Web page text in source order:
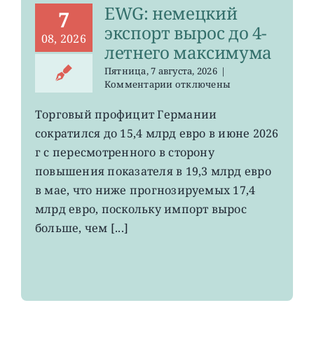
7
08, 2026
EWG: немецкий
экспорт вырос до 4-
летнего максимума
Пятница, 7 августа, 2026 |
Комментариик
EWG:
немецкий
экспорт
вырос
4-
летнего
отключены
Торговый профицит Германии
сократился до 15,4 млрд евро в июне 2026
г с пересмотренного в сторону
повышения показателя в 19,3 млрд евро
в мае, что ниже прогнозируемых 17,4
млрд евро, поскольку импорт вырос
больше, чем [...]